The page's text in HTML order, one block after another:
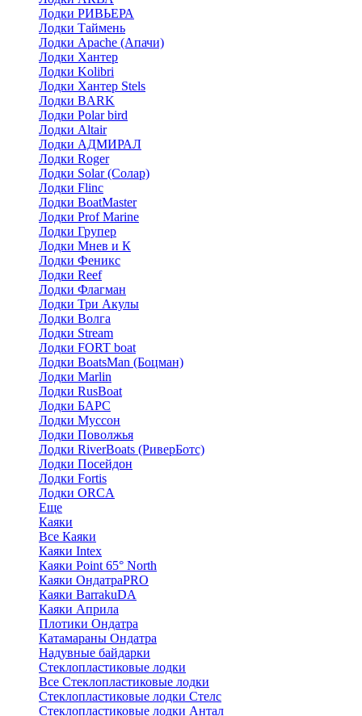
Лодки РИВЬЕРА
Лодки Таймень
Лодки Apache (Апачи)
Лодки Хантер
Лодки Kolibri
Лодки Хантер Stels
Лодки BARK
Лодки Polar bird
Лодки Altair
Лодки АДМИРАЛ
Лодки Roger
Лодки Solar (Солар)
Лодки Flinc
Лодки BoatMaster
Лодки Prof Marine
Лодки Групер
Лодки Мнев и К
Лодки Феникс
Лодки Reef
Лодки Флагман
Лодки Три Акулы
Лодки Волга
Лодки Stream
Лодки FORT boat
Лодки BoatsMan (Боцман)
Лодки Marlin
Лодки RusBoat
Лодки БАРС
Лодки Муссон
Лодки Поволжья
Лодки RiverBoats (РиверБотс)
Лодки Посейдон
Лодки Fortis
Лодки ORCA
Еще
Каяки
Все Каяки
Каяки Intex
Каяки Point 65° North
Каяки ОндатраPRO
Каяки BarrakuDA
Каяки Априла
Плотики Ондатра
Катамараны Ондатра
Надувные байдарки
Стеклопластиковые лодки
Все Стеклопластиковые лодки
Стеклопластиковые лодки Стелс
Стеклопластиковые лодки Антал